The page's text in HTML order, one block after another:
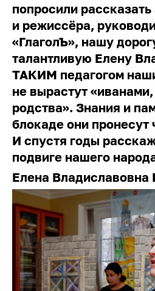
попросили
и режиссёра,
«ГлаголЪ», нашу
талантливую Елену
ТАКИМ педагогом
не вырастут
родства». Знания и
блокаде они
И спустя годы
подвиге нашего
Елена